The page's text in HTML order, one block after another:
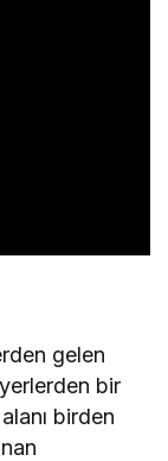
gelen
bir
birden